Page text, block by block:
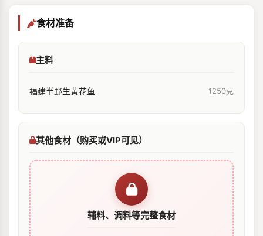
食材准备
主料
福建半野生黄花鱼 1250克
其他食材（购买或VIP可见）
辅料、调料等完整食材